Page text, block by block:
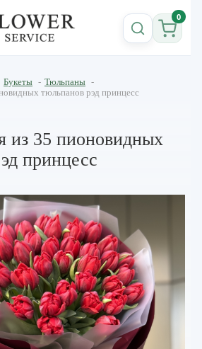
0
Букеты - Тюльпаны -
тюльпанов рэд принцесс
из 35 пионовидных
принцесс